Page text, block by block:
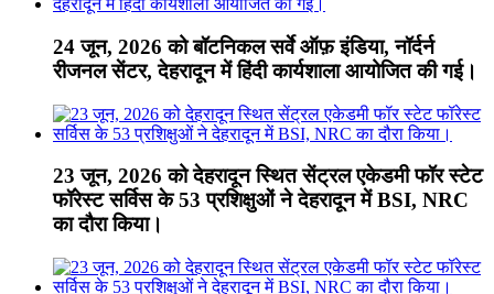
24 जून, 2026 को बॉटनिकल सर्वे ऑफ़ इंडिया, नॉर्दर्न
रीजनल सेंटर, देहरादून में हिंदी कार्यशाला आयोजित की गई।
23 जून, 2026 को देहरादून स्थित सेंट्रल एकेडमी फॉर स्टेट
फॉरेस्ट सर्विस के 53 प्रशिक्षुओं ने देहरादून में BSI, NRC
का दौरा किया।